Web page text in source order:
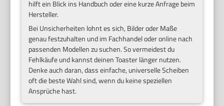
hilft ein Blick ins Handbuch oder eine kurze Anfrage beim
Hersteller.
Bei Unsicherheiten lohnt es sich, Bilder oder Maße
genau festzuhalten und im Fachhandel oder online nach
passenden Modellen zu suchen. So vermeidest du
Fehlkäufe und kannst deinen Toaster länger nutzen.
Denke auch daran, dass einfache, universelle Scheiben
oft die beste Wahl sind, wenn du keine speziellen
Ansprüche hast.